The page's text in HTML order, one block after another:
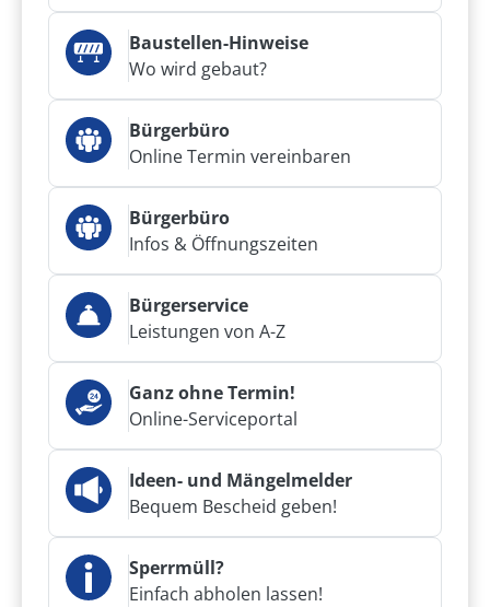
Baustellen-Hinweise
Wo wird gebaut?
Bürgerbüro
Online Termin vereinbaren
Bürgerbüro
Infos & Öffnungszeiten
Bürgerservice
Leistungen von A-Z
Ganz ohne Termin!
Online-Serviceportal
Ideen- und Mängelmelder
Bequem Bescheid geben!
Sperrmüll?
Einfach abholen lassen!